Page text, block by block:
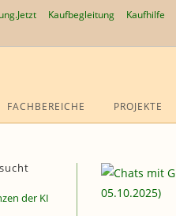
Kaufbegleitung Kaufhilfe
FACHBEREICHE PROJEKTE